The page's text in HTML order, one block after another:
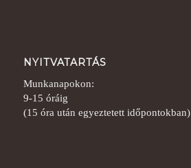
NYITVATARTÁS
Munkanapokon:
9-15 óráig
(15 óra után egyeztetett időpontokban)